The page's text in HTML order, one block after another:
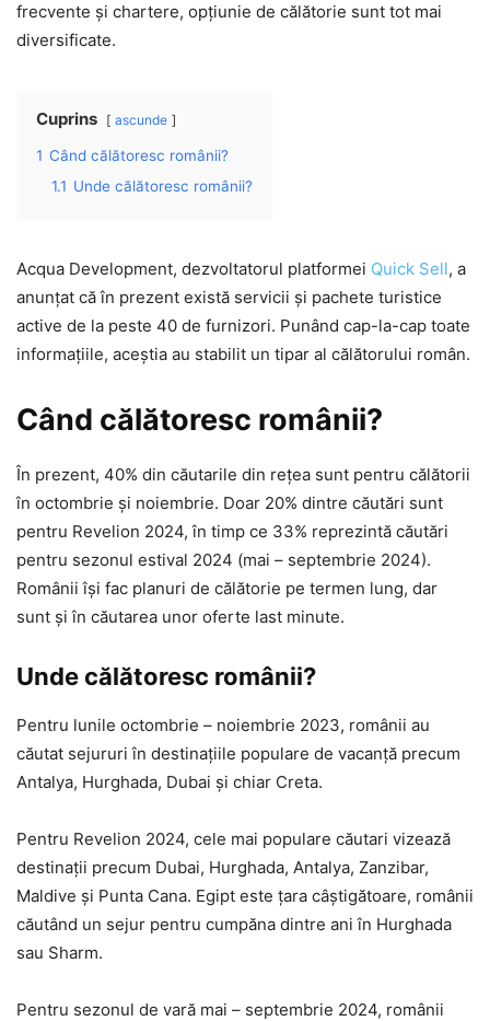
frecvente și chartere, opțiunie de călătorie sunt tot mai
diversificate.
Cuprins ascunde
1 Când călătoresc românii?
1.1 Unde călătoresc românii?
Acqua Development, dezvoltatorul platformei Quick Sell, a
anunțat că în prezent există servicii și pachete turistice
active de la peste 40 de furnizori. Punând cap-la-cap toate
informațiile, aceștia au stabilit un tipar al călătorului român.
Când călătoresc românii?
În prezent, 40% din căutarile din rețea sunt pentru călătorii
în octombrie și noiembrie. Doar 20% dintre căutări sunt
pentru Revelion 2024, în timp ce 33% reprezintă căutări
pentru sezonul estival 2024 (mai – septembrie 2024).
Românii își fac planuri de călătorie pe termen lung, dar
sunt și în căutarea unor oferte last minute.
Unde călătoresc românii?
Pentru lunile octombrie – noiembrie 2023, românii au
căutat sejururi în destinațiile populare de vacanță precum
Antalya, Hurghada, Dubai și chiar Creta.
Pentru Revelion 2024, cele mai populare căutari vizează
destinații precum Dubai, Hurghada, Antalya, Zanzibar,
Maldive și Punta Cana. Egipt este țara câștigătoare, românii
căutând un sejur pentru cumpăna dintre ani în Hurghada
sau Sharm.
Pentru sezonul de vară mai – septembrie 2024, românii